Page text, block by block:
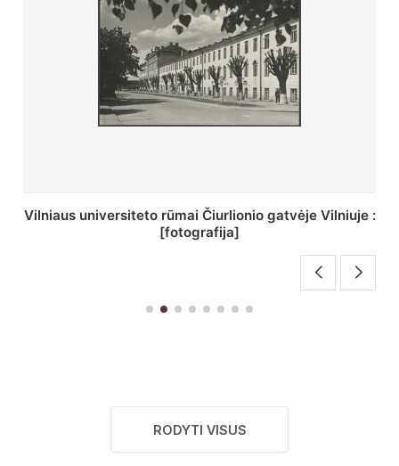
St. Batoro universiteto J. Pilsudskio kolegija :
[fotografija]
RODYTI VISUS